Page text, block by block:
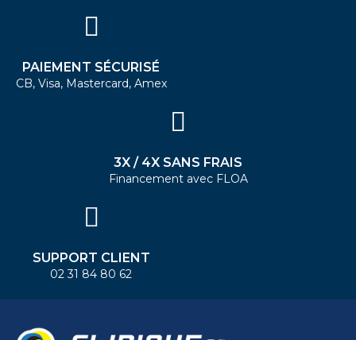
PAIEMENT SÉCURISÉ
CB, Visa, Mastercard, Amex
3X / 4X SANS FRAIS
Financement avec FLOA
SUPPORT CLIENT
02 31 84 80 62